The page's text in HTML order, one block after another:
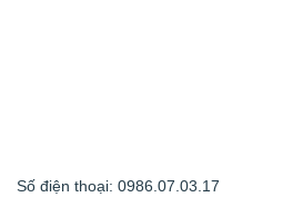
Số điện thoại: 0986.07.03.17